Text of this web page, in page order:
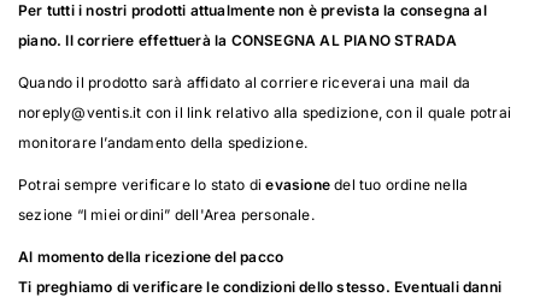
Per tutti i nostri prodotti attualmente non è prevista la consegna al
piano. Il corriere effettuerà la CONSEGNA AL PIANO STRADA
Quando il prodotto sarà affidato al corriere riceverai una mail da
noreply@ventis.it con il link relativo alla spedizione, con il quale potrai
monitorare l’andamento della spedizione.
Potrai sempre verificare lo stato dievasione del tuo ordine nella
sezione “I miei ordini” dell'Area personale.
Al momento della ricezione del pacco
Ti preghiamo di verificare le condizioni dello stesso. Eventuali danni